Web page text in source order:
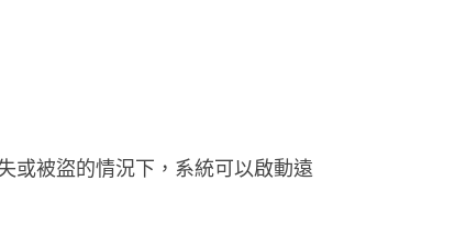
或被盜的情況下，系統可以啟動遠